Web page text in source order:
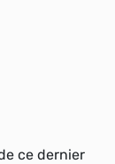
ce dernier